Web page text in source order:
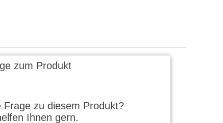
zum Produkt
Frage zu diesem Produkt?
Ihnen gern.